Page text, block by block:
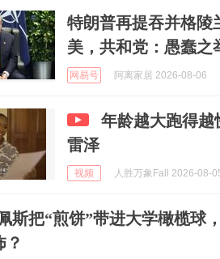
特朗普再提吞并格陵
美，共和党：愚蠢之
网易号 阿离家居 2026-08-06
年龄越大跑得越
雷泽
视频 人胜万象Fall 2026-08-
斯把“煎饼”带进大学橄榄球
？